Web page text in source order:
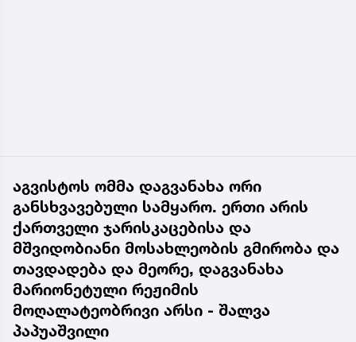
აგვისტოს ომმა დაგვანახა ორი
განსხვავებული სამყარო. ერთი არის
ქართველი ჯარისკაცებისა და
მშვიდობიანი მოსახლეობის გმირობა და
თავდადება და მეორე, დაგვანახა
მარიონეტული რეჟიმის
მოღალატეობრივი არსი - შალვა
პაპუაშვილი